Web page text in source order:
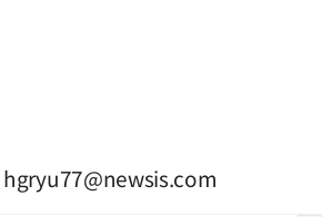
hgryu77@newsis.com